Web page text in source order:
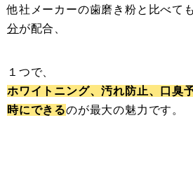
他社メーカーの歯磨き粉と比べても
分が配合、
１つで、
ホワイトニング、汚れ防止、口臭
時にできるのが最大の魅力です。